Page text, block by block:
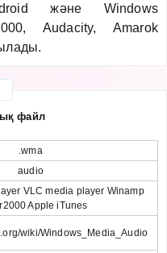
және Windows
Audacity, Amarok
файл
.wma
audio
VLC media player Winamp
Apple iTunes
wiki/Windows_Media_Audio